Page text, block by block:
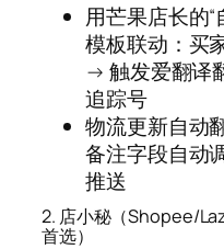
用芒果店长的
模板联动：买
→ 触发爱翻译
追踪号
物流更新自动
备注字段自动
推送
2. 店小秘（Shopee/
首选）